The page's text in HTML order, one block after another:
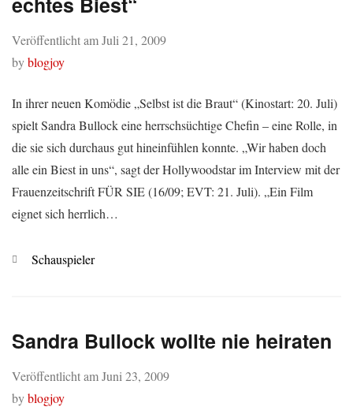
Veröffentlicht amJuli 21, 2009
byblogjoy
In ihrer neuen Komödie „Selbst ist die Braut“ (Kinostart: 20. Juli)
spielt Sandra Bullock eine herrschsüchtige Chefin – eine Rolle, in
die sie sich durchaus gut hineinfühlen konnte. „Wir haben doch
alle ein Biest in uns“, sagt der Hollywoodstar im Interview mit der
Frauenzeitschrift FÜR SIE (16/09; EVT: 21. Juli). „Ein Film
eignet sich herrlich…
Kategorien
Schauspieler
Sandra Bullock wollte nie heiraten
Veröffentlicht amJuni 23, 2009
byblogjoy